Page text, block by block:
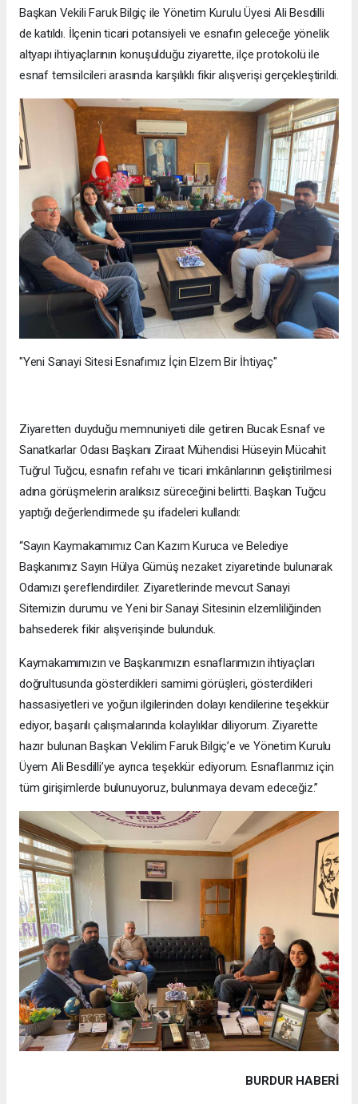
Başkan Vekili Faruk Bilgiç ile Yönetim Kurulu Üyesi Ali Besdilli
de katıldı. İlçenin ticari potansiyeli ve esnafın geleceğe yönelik
altyapı ihtiyaçlarının konuşulduğu ziyarette, ilçe protokolü ile
esnaf temsilcileri arasında karşılıklı fikir alışverişi gerçekleştirildi.
"Yeni Sanayi Sitesi Esnafımız İçin Elzem Bir İhtiyaç"
Ziyaretten duyduğu memnuniyeti dile getiren Bucak Esnaf ve
Sanatkarlar Odası Başkanı Ziraat Mühendisi Hüseyin Mücahit
Tuğrul Tuğcu, esnafın refahı ve ticari imkânlarının geliştirilmesi
adına görüşmelerin aralıksız süreceğini belirtti. Başkan Tuğcu
yaptığı değerlendirmede şu ifadeleri kullandı:
“Sayın Kaymakamımız Can Kazım Kuruca ve Belediye
Başkanımız Sayın Hülya Gümüş nezaket ziyaretinde bulunarak
Odamızı şereflendirdiler. Ziyaretlerinde mevcut Sanayi
Sitemizin durumu ve Yeni bir Sanayi Sitesinin elzemliliğinden
bahsederek fikir alışverişinde bulunduk.
Kaymakamımızın ve Başkanımızın esnaflarımızın ihtiyaçları
doğrultusunda gösterdikleri samimi görüşleri, gösterdikleri
hassasiyetleri ve yoğun ilgilerinden dolayı kendilerine teşekkür
ediyor, başarılı çalışmalarında kolaylıklar diliyorum. Ziyarette
hazır bulunan Başkan Vekilim Faruk Bilgiç’e ve Yönetim Kurulu
Üyem Ali Besdilli’ye ayrıca teşekkür ediyorum. Esnaflarımız için
tüm girişimlerde bulunuyoruz, bulunmaya devam edeceğiz.”
BURDUR HABERİ